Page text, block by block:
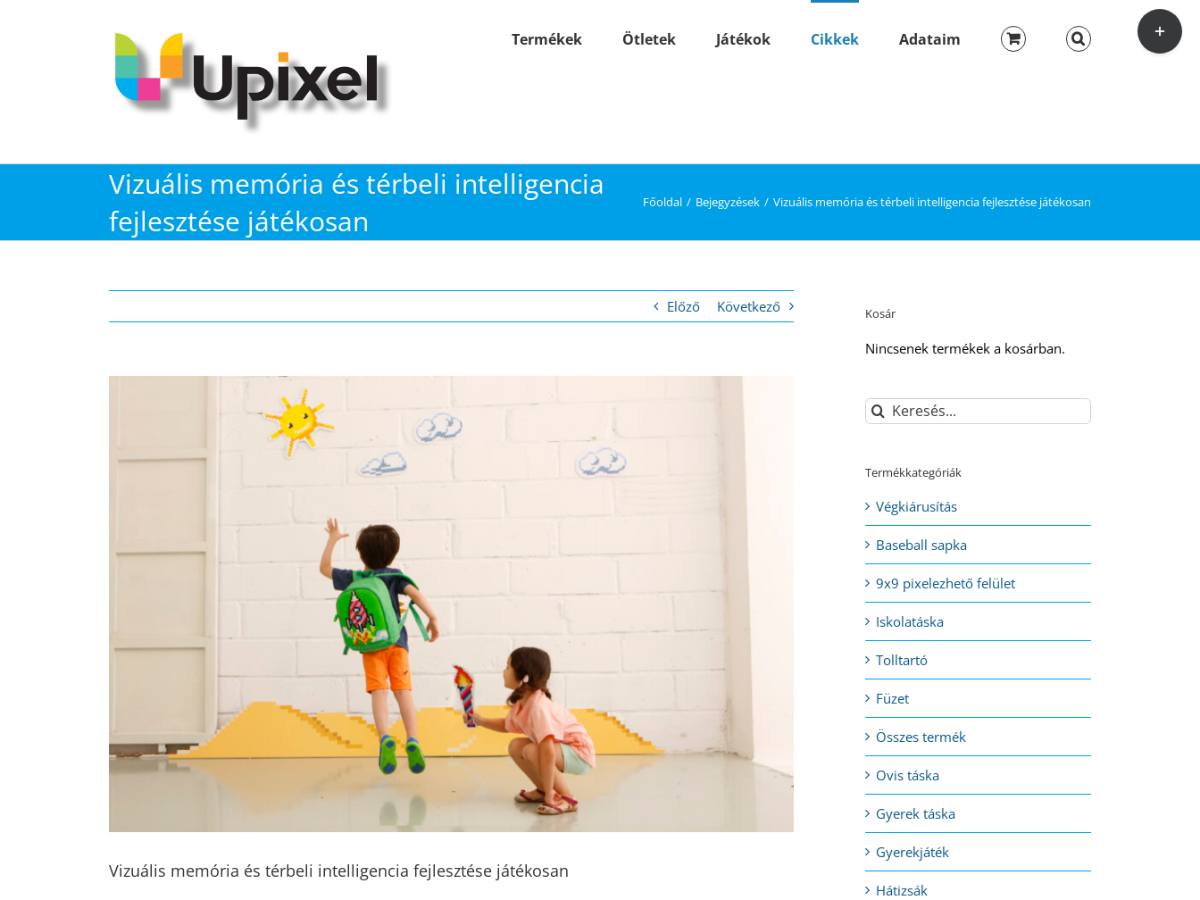
Termékek Ötletek Játékok Cikkek Adataim
Vizuális memória és térbeli intelligencia
fejlesztése játékosan
Főoldal Bejegyzések Vizuális memória és térbeli intelligencia fejlesztése játékosan
Előző Következő
Vizuális memória és térbeli intelligencia fejlesztése játékosan
Kosár
Nincsenek termékek a kosárban.
Keresés...
Termékkategóriák
Végkiárusítás
Baseball sapka
9x9 pixelezhető felület
Iskolatáska
Tolltartó
Füzet
Összes termék
Ovis táska
Gyerek táska
Gyerekjáték
Hátizsák
Toggle
Sliding
Bar